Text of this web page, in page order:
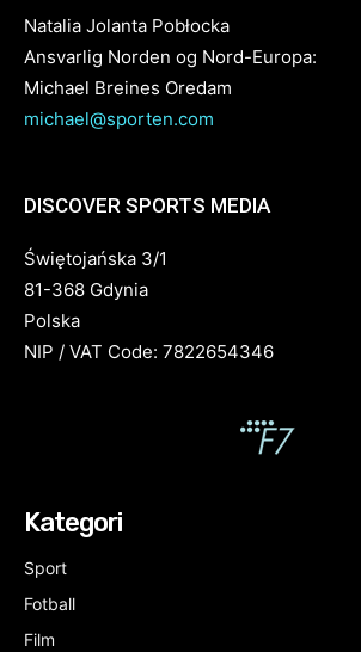
Natalia Jolanta Pobłocka
Ansvarlig Norden og Nord-Europa:
Michael Breines Oredam
michael@sporten.com
DISCOVER SPORTS MEDIA
Świętojańska 3/1
81-368 Gdynia
Polska
NIP / VAT Code: 7822654346
Kategori
Sport
Fotball
Film